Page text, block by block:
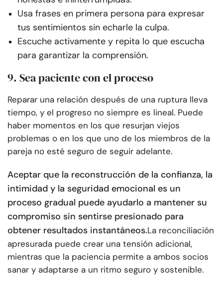
Usa frases en primera persona para expresar
tus sentimientos sin echarle la culpa.
Escuche activamente y repita lo que escucha
para garantizar la comprensión.
9. Sea paciente con el proceso
Reparar una relación después de una ruptura lleva
tiempo, y el progreso no siempre es lineal. Puede
haber momentos en los que resurjan viejos
problemas o en los que uno de los miembros de la
pareja no esté seguro de seguir adelante.
Aceptar que la reconstrucción de la confianza, la
intimidad y la seguridad emocional es un
proceso gradual puede ayudarlo a mantener su
compromiso sin sentirse presionado para
obtener resultados instantáneos.La reconciliación
apresurada puede crear una tensión adicional,
mientras que la paciencia permite a ambos socios
sanar y adaptarse a un ritmo seguro y sostenible.